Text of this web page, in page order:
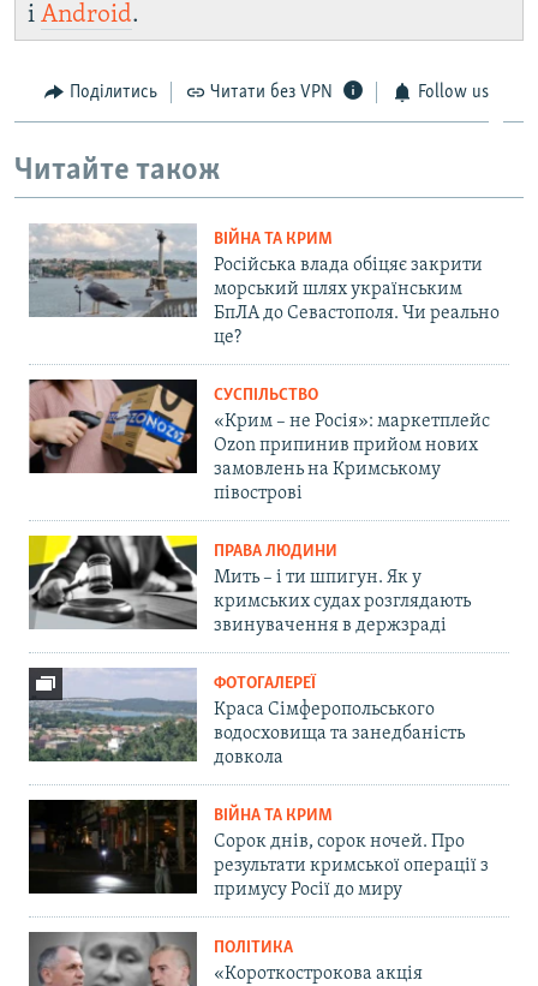
і Android.
Поділитись Читати без VPN Follow us
Читайте також
ВІЙНА ТА КРИМ
Російська влада обіцяє закрити
морський шлях українським
БпЛА до Севастополя. Чи реально
це?
СУСПІЛЬСТВО
«Крим – не Росія»: маркетплейс
Ozon припинив прийом нових
замовлень на Кримському
півострові
ПРАВА ЛЮДИНИ
Мить – і ти шпигун. Як у
кримських судах розглядають
звинувачення в держзраді
ФОТОГАЛЕРЕЇ
Краса Сімферопольського
водосховища та занедбаність
довкола
ВІЙНА ТА КРИМ
Сорок днів, сорок ночей. Про
результати кримської операції з
примусу Росії до миру
ПОЛІТИКА
«Короткострокова акція